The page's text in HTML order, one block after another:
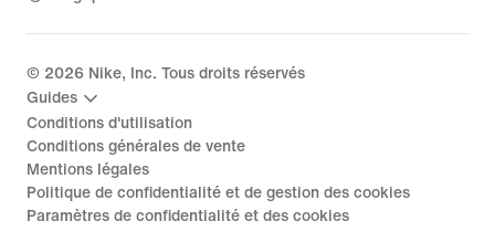
© 2026 Nike, Inc. Tous droits réservés
Guides
Conditions d'utilisation
Conditions générales de vente
Mentions légales
Politique de confidentialité et de gestion des cookies
Paramètres de confidentialité et des cookies